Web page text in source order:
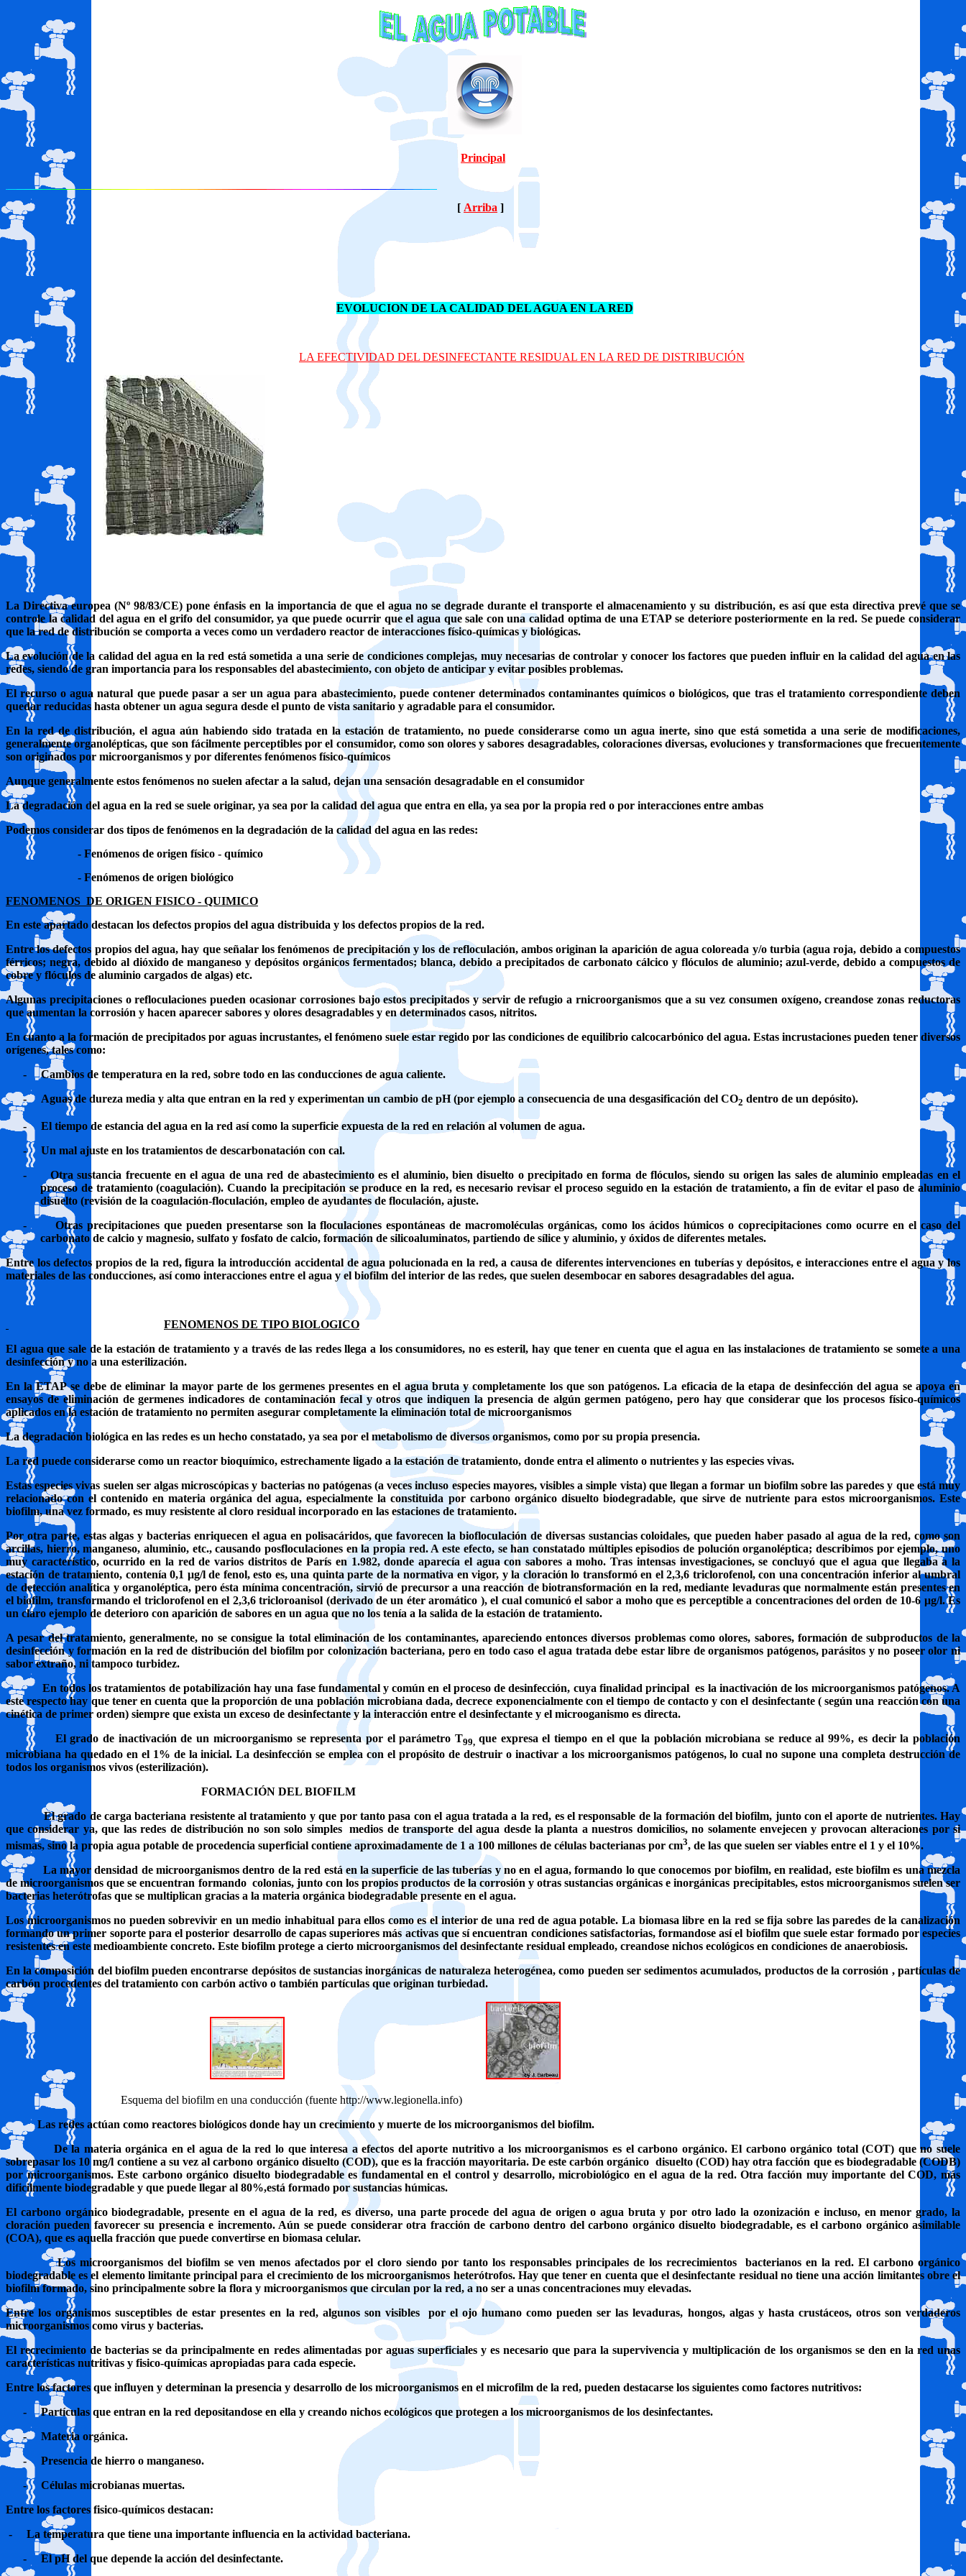
Principal
[ Arriba ]
EVOLUCION DE LA CALIDAD DEL AGUA EN LA RED
LA EFECTIVIDAD DEL DESINFECTANTE RESIDUAL EN LA RED DE DISTRIBUCIÓN
La Directiva europea (Nº 98/83/CE) pone énfasis en la importancia de que el agua no se degrade durante el transporte el almacenamiento y su distribución, es así que esta directiva prevé que se
controle la calidad del agua en el grifo del consumidor, ya que puede ocurrir que el agua que sale con una calidad optima de una ETAP se deteriore posteriormente en la red. Se puede considerar
que la red de distribución se comporta a veces como un verdadero reactor de interacciones físico-químicas y biológicas.
La evolución de la calidad del agua en la red está sometida a una serie de condiciones complejas, muy necesarias de controlar y conocer los factores que pueden influir en la calidad del agua en las
redes, siendo de gran importancia para los responsables del abastecimiento, con objeto de anticipar y evitar posibles problemas.
El recurso o agua natural que puede pasar a ser un agua para abastecimiento, puede contener determinados contaminantes químicos o biológicos, que tras el tratamiento correspondiente deben
quedar reducidas hasta obtener un agua segura desde el punto de vista sanitario y agradable para el consumidor.
En la red de distribución, el agua aún habiendo sido tratada en la estación de tratamiento, no puede considerarse como un agua inerte, sino que está sometida a una serie de modificaciones,
generalmente organolépticas, que son fácilmente perceptibles por el consumidor, como son olores y sabores desagradables, coloraciones diversas, evoluciones y transformaciones que frecuentemente
son originados por microorganismos y por diferentes fenómenos físico-químicos
Aunque generalmente estos fenómenos no suelen afectar a la salud, dejan una sensación desagradable en el consumidor
La degradación del agua en la red se suele originar, ya sea por la calidad del agua que entra en ella, ya sea por la propia red o por interacciones entre ambas
Podemos considerar dos tipos de fenómenos en la degradación de la calidad del agua en las redes:
- Fenómenos de origen físico - químico
- Fenómenos de origen biológico
FENOMENOS DE ORIGEN FISICO - QUIMICO
En este apartado destacan los defectos propios del agua distribuida y los defectos propios de la red.
Entre los defectos propios del agua, hay que señalar los fenómenos de precipitación y los de refloculación, ambos originan la aparición de agua coloreada y/o turbia (agua roja, debido a compuestos
férricos; negra, debido al dióxido de manganeso y depósitos orgánicos fermentados; blanca, debido a precipitados de carbonato cálcico y flóculos de aluminio; azul-verde, debido a compuestos de
cobre y flóculos de aluminio cargados de algas) etc.
Algunas precipitaciones o refloculaciones pueden ocasionar corrosiones bajo estos precipitados y servir de refugio a rnicroorganismos que a su vez consumen oxígeno, creandose zonas reductoras
que aumentan la corrosión y hacen aparecer sabores y olores desagradables y en determinados casos, nitritos.
En cuanto a la formación de precipitados por aguas incrustantes, el fenómeno suele estar regido por las condiciones de equilibrio calcocarbónico del agua. Estas incrustaciones pueden tener diversos
orígenes, tales como:
-
Cambios de temperatura en la red, sobre todo en las conducciones de agua caliente.
-
Aguas de dureza media y alta que entran en la red y experimentan un cambio de pH (por ejemplo a consecuencia de una desgasificación del CO2 dentro de un depósito).
-
El tiempo de estancia del agua en la red así como la superficie expuesta de la red en relación al volumen de agua.
-
Un mal ajuste en los tratamientos de descarbonatación con cal.
-
Otra sustancia frecuente en el agua de una red de abastecimiento es el aluminio, bien disuelto o precipitado en forma de flóculos, siendo su origen las sales de aluminio empleadas en el
proceso de tratamiento (coagulación). Cuando la precipitación se produce en la red, es necesario revisar el proceso seguido en la estación de tratamiento, a fin de evitar el paso de aluminio
disuelto (revisión de la coagulación-floculación, empleo de ayudantes de floculación, ajuste.
-
Otras precipitaciones que pueden presentarse son la floculaciones espontáneas de macromoléculas orgánicas, como los ácidos húmicos o coprecipitaciones como ocurre en el caso del
carbonato de calcio y magnesio, sulfato y fosfato de calcio, formación de silicoaluminatos, partiendo de sílice y aluminio, y óxidos de diferentes metales.
Entre los defectos propios de la red, figura la introducción accidental de agua polucionada en la red, a causa de diferentes intervenciones en tuberías y depósitos, e interacciones entre el agua y los
materiales de las conducciones, así como interacciones entre el agua y el biofilm del interior de las redes, que suelen desembocar en sabores desagradables del agua.
FENOMENOS DE TIPO BIOLOGICO
El agua que sale de la estación de tratamiento y a través de las redes llega a los consumidores, no es esteril, hay que tener en cuenta que el agua en las instalaciones de tratamiento se somete a una
desinfección y no a una esterilización.
En la ETAP se debe de eliminar la mayor parte de los germenes presentes en el agua bruta y completamente los que son patógenos. La eficacia de la etapa de desinfección del agua se apoya en
ensayos de eliminación de germenes indicadores de contaminación fecal y otros que indiquen la presencia de algún germen patógeno, pero hay que considerar que los procesos físico-químicos
aplicados en la estación de tratamiento no permiten asegurar completamente la eliminación total de microorganismos
La degradación biológica en las redes es un hecho constatado, ya sea por el metabolismo de diversos organismos, como por su propia presencia.
La red puede considerarse como un reactor bioquímico, estrechamente ligado a la estación de tratamiento, donde entra el alimento o nutrientes y las especies vivas.
Estas especies vivas suelen ser algas microscópicas y bacterias no patógenas (a veces incluso especies mayores, visibles a simple vista) que llegan a formar un biofilm sobre las paredes y que está muy
relacionado con el contenido en materia orgánica del agua, especialmente la constituida por carbono orgánico disuelto biodegradable, que sirve de nutriente para estos microorganismos. Este
biofilm, una vez formado, es muy resistente al cloro residual incorporado en las estaciones de tratamiento.
Por otra parte, estas algas y bacterias enriquecen el agua en polisacáridos, que favorecen la biofloculación de diversas sustancias coloidales, que pueden haber pasado al agua de la red, como son
arcillas, hierro, manganeso, aluminio, etc., causando posfloculaciones en la propia red. A este efecto, se han constatado múltiples episodios de polución organoléptica; describimos por ejemplo, uno
muy característico, ocurrido en la red de varios distritos de París en 1.982, donde aparecía el agua con sabores a moho. Tras intensas investigaciones, se concluyó que el agua que llegaba a la
estación de tratamiento, contenía 0,1 μg/l de fenol, esto es, una quinta parte de la normativa en vigor, y la cloración lo transformó en el 2,3,6 triclorofenol, con una concentración inferior al umbral
de detección analítica y organoléptica, pero ésta mínima concentración, sirvió de precursor a una reacción de biotransformación en la red, mediante levaduras que normalmente están presentes en
el biofilm, transformando el triclorofenol en el 2,3,6 tricloroanisol (derivado de un éter aromático ), el cual comunicó el sabor a moho que es perceptible a concentraciones del orden de 10-6 μg/l. Es
un claro ejemplo de deterioro con aparición de sabores en un agua que no los tenía a la salida de la estación de tratamiento.
A pesar del tratamiento, generalmente, no se consigue la total eliminación de los contaminantes, apareciendo entonces diversos problemas como olores, sabores, formación de subproductos de la
desinfección y formación en la red de distribución del biofilm por colonización bacteriana, pero en todo caso el agua tratada debe estar libre de organismos patógenos, parásitos y no poseer olor ni
sabor extraño, ni tampoco turbidez.
En todos los tratamientos de potabilización hay una fase fundamental y común en el proceso de desinfección, cuya finalidad principal es la inactivación de los microorganismos patógenos. A
este respecto hay que tener en cuenta que la proporción de una población microbiana dada, decrece exponencialmente con el tiempo de contacto y con el desinfectante ( según una reacción con una
cinética de primer orden) siempre que exista un exceso de desinfectante y la interacción entre el desinfectante y el microoganismo es directa.
El grado de inactivación de un microorganismo se representa por el parámetro T99, que expresa el tiempo en el que la población microbiana se reduce al 99%, es decir la población
microbiana ha quedado en el 1% de la inicial. La desinfección se emplea con el propósito de destruir o inactivar a los microorganismos patógenos, lo cual no supone una completa destrucción de
todos los organismos vivos (esterilización).
FORMACIÓN DEL BIOFILM
El grado de carga bacteriana resistente al tratamiento y que por tanto pasa con el agua tratada a la red, es el responsable de la formación del biofilm, junto con el aporte de nutrientes. Hay
que considerar ya, que las redes de distribución no son solo simples
medios de transporte del agua desde la planta a nuestros domicilios, no solamente envejecen y provocan alteraciones por si
mismas, sino la propia agua potable de procedencia superficial contiene aproximadamente de 1 a 100 millones de células bacterianas por cm3, de las que suelen ser viables entre el 1 y el 10%.
La mayor densidad de microorganismos dentro de la red está en la superficie de las tuberías y no en el agua, formando lo que conocemos por biofilm, en realidad, este biofilm es una mezcla
de microorganismos que se encuentran formando colonias, junto con los propios productos de la corrosión y otras sustancias orgánicas e inorgánicas precipitables, estos microorganismos suelen ser
bacterias heterótrofas que se multiplican gracias a la materia orgánica biodegradable presente en el agua.
Los microorganismos no pueden sobrevivir en un medio inhabitual para ellos como es el interior de una red de agua potable. La biomasa libre en la red se fija sobre las paredes de la canalización
formando un primer soporte para el posterior desarrollo de capas superiores más activas que sí encuentran condiciones satisfactorias, formandose así el biofilm que suele estar formado por especies
resistentes en este medioambiente concreto. Este biofilm protege a cierto microorganismos del desinfectante residual empleado, creandose nichos ecológicos en condiciones de anaerobiosis.
En la composición del biofilm pueden encontrarse depósitos de sustancias inorgánicas de naturaleza heterogénea, como pueden ser sedimentos acumulados, productos de la corrosión , partículas de
carbón procedentes del tratamiento con carbón activo o también partículas que originan turbiedad.
Esquema del biofilm en una conducción (fuente http://www.legionella.info)
Las redes actúan como reactores biológicos donde hay un crecimiento y muerte de los microorganismos del biofilm.
De la materia orgánica en el agua de la red lo que interesa a efectos del aporte nutritivo a los microorganismos es el carbono orgánico. El carbono orgánico total (COT) que no suele
sobrepasar los 10 mg/l contiene a su vez al carbono orgánico disuelto (COD), que es la fracción mayoritaria. De este carbón orgánico disuelto (COD) hay otra facción que es biodegradable (CODB)
por microorganismos. Este carbono orgánico disuelto biodegradable es fundamental en el control y desarrollo, microbiológico en el agua de la red. Otra facción muy importante del COD, más
dificilmente biodegradable y que puede llegar al 80%,está formado por sustancias húmicas.
El carbono orgánico biodegradable, presente en el agua de la red, es diverso, una parte procede del agua de origen o agua bruta y por otro lado la ozonización e incluso, en menor grado, la
cloración pueden favorecer su presencia e incremento. Aún se puede considerar otra fracción de carbono dentro del carbono orgánico disuelto biodegradable, es el carbono orgánico asimilable
(COA), que es aquella fracción que puede convertirse en biomasa celular.
Los microorganismos del biofilm se ven menos afectados por el cloro siendo por tanto los responsables principales de los recrecimientos
bacterianos en la red. El carbono orgánico
biodegradable es el elemento limitante principal para el crecimiento de los microorganismos heterótrofos.Hay que tener en cuenta que el desinfectante residual no tiene una acción limitantes obre el
biofilm formado, sino principalmente sobre la flora y microorganismos que circulan por la red, a no ser a unas concentraciones muy elevadas.
Entre los organismos susceptibles de estar presentes en la red, algunos son visibles por el ojo humano como pueden ser las levaduras, hongos, algas y hasta crustáceos, otros son verdaderos
microorganismos como virus y bacterias.
El recrecimiento de bacterias se da principalmente en redes alimentadas por aguas superficiales y es necesario que para la supervivencia y multiplicación de los organismos se den en la red unas
características nutritivas y fisico-químicas apropiadas para cada especie.
Entre los factores que influyen y determinan la presencia y desarrollo de los microorganismos en el microfilm de la red, pueden destacarse los siguientes como factores nutritivos:
-
Partículas que entran en la red depositandose en ella y creando nichos ecológicos que protegen a los microorganismos de los desinfectantes.
-
Materia orgánica.
-
Presencia de hierro o manganeso.
-
Células microbianas muertas.
Entre los factores fisico-químicos destacan:
-
La temperatura que tiene una importante influencia en la actividad bacteriana.
-
El pH del que depende la acción del desinfectante.